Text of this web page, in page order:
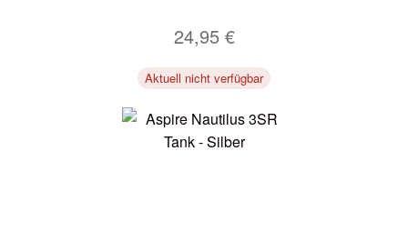
24,95 €
Aktuell nicht verfügbar